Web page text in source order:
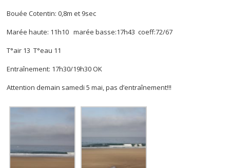
Bouée Cotentin: 0,8m et 9sec
Marée haute: 11h10 marée basse:17h43 coeff:72/67
T°air 13 T°eau 11
Entraînement: 17h30/19h30 OK
Attention demain samedi 5 mai, pas d’entraînement!!!